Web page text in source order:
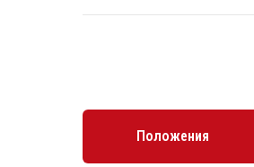
Положения